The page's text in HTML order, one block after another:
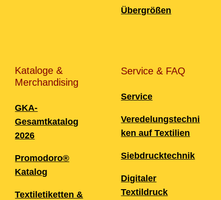
Übergrößen
Kataloge &
Merchandising
GKA-
Gesamtkatalog
2026
Promodoro®
Katalog
Textiletiketten &
Service & FAQ
Service
Veredelungstechni
ken auf Textilien
Siebdrucktechnik
Digitaler
Textildruck